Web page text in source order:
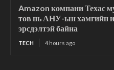
Amazon компани Техас
төв нь АНУ-ын хамгийн
эрсдэлтэй байна
TECH 4 hours ago